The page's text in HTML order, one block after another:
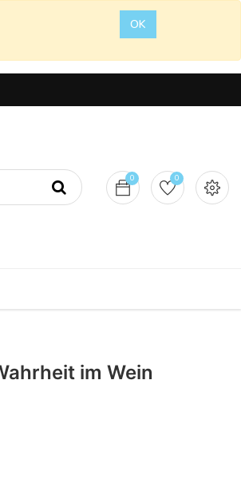
OK
0 0
im Wein